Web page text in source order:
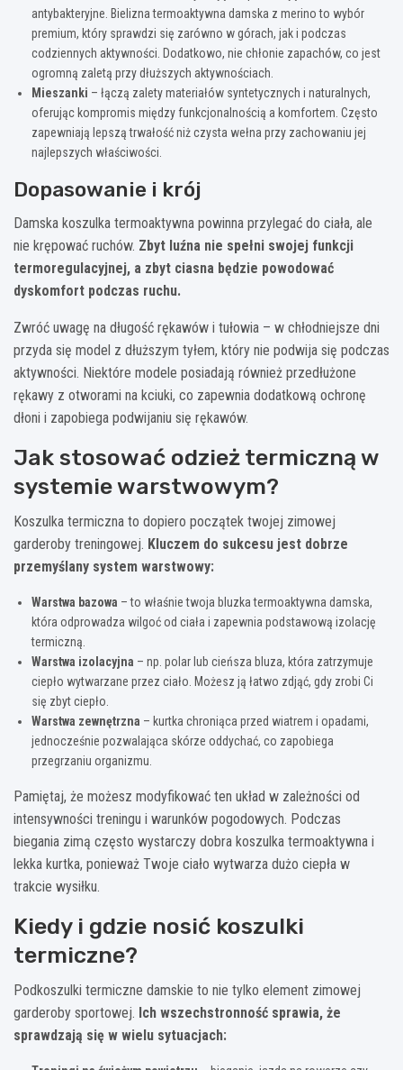
antybakteryjne. Bielizna termoaktywna damska z merino to wybór
premium, który sprawdzi się zarówno w górach, jak i podczas
codziennych aktywności. Dodatkowo, nie chłonie zapachów, co jest
ogromną zaletą przy dłuższych aktywnościach.
Mieszanki – łączą zalety materiałów syntetycznych i naturalnych,
oferując kompromis między funkcjonalnością a komfortem. Często
zapewniają lepszą trwałość niż czysta wełna przy zachowaniu jej
najlepszych właściwości.
Dopasowanie i krój
Damska koszulka termoaktywna powinna przylegać do ciała, ale
nie krępować ruchów. Zbyt luźna nie spełni swojej funkcji
termoregulacyjnej, a zbyt ciasna będzie powodować
dyskomfort podczas ruchu.
Zwróć uwagę na długość rękawów i tułowia – w chłodniejsze dni
przyda się model z dłuższym tyłem, który nie podwija się podczas
aktywności. Niektóre modele posiadają również przedłużone
rękawy z otworami na kciuki, co zapewnia dodatkową ochronę
dłoni i zapobiega podwijaniu się rękawów.
Jak stosować odzież termiczną w
systemie warstwowym?
Koszulka termiczna to dopiero początek twojej zimowej
garderoby treningowej. Kluczem do sukcesu jest dobrze
przemyślany system warstwowy:
Warstwa bazowa – to właśnie twoja bluzka termoaktywna damska,
która odprowadza wilgoć od ciała i zapewnia podstawową izolację
termiczną.
Warstwa izolacyjna – np. polar lub cieńsza bluza, która zatrzymuje
ciepło wytwarzane przez ciało. Możesz ją łatwo zdjąć, gdy zrobi Ci
się zbyt ciepło.
Warstwa zewnętrzna – kurtka chroniąca przed wiatrem i opadami,
jednocześnie pozwalająca skórze oddychać, co zapobiega
przegrzaniu organizmu.
Pamiętaj, że możesz modyfikować ten układ w zależności od
intensywności treningu i warunków pogodowych. Podczas
biegania zimą często wystarczy dobra koszulka termoaktywna i
lekka kurtka, ponieważ Twoje ciało wytwarza dużo ciepła w
trakcie wysiłku.
Kiedy i gdzie nosić koszulki
termiczne?
Podkoszulki termiczne damskie to nie tylko element zimowej
garderoby sportowej. Ich wszechstronność sprawia, że
sprawdzają się w wielu sytuacjach: